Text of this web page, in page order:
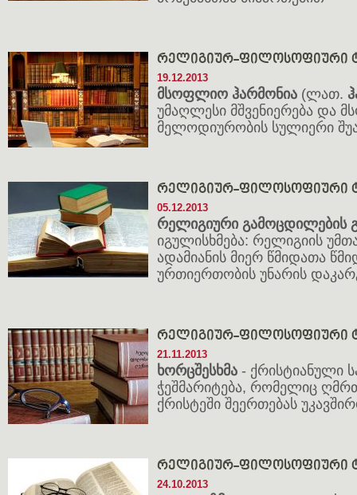
რელიგიურ-ფილოსოფიური
19.12.2013
მსოფლიო ჰარმონია (ლათ.
უმაღლესი მშვენიერება და
მელოდიურობის სულიერი
რელიგიურ-ფილოსოფიური
05.12.2013
რელიგიური გამოცდილების
იგულისხმება: რელიგიის
ადამიანის მიერ წმიდათა
ურთიერთობის უნარის
რელიგიურ-ფილოსოფიური
21.11.2013
ხორცშესხმა - ქრისტიანული
ჭეშმარიტება, რომელიც
ქრისტეში შეერთებას
რელიგიურ-ფილოსოფიური
24.10.2013